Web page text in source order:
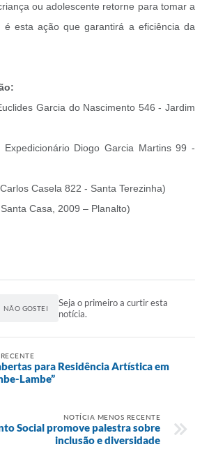
ou adolescente retorne para tomar a
é esta ação que garantirá a eficiência da
Garcia do Nascimento 546 - Jardim
Diogo Garcia Martins 99 -
Casela 822 - Santa Terezinha)
Casa, 2009 – Planalto)
NÃO GOSTEI
Seja o primeiro a curtir esta
notícia.
para Residência Artística em
Lambe”
NOTÍCIA MENOS RECENTE
Social promove palestra sobre
inclusão e diversidade